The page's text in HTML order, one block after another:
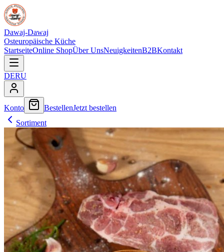
Dawaj-Dawaj
Osteuropäische Küche
StartseiteOnline ShopÜber UnsNeuigkeitenB2BKontakt
DERU
Konto BestellenJetzt bestellen
Sortiment